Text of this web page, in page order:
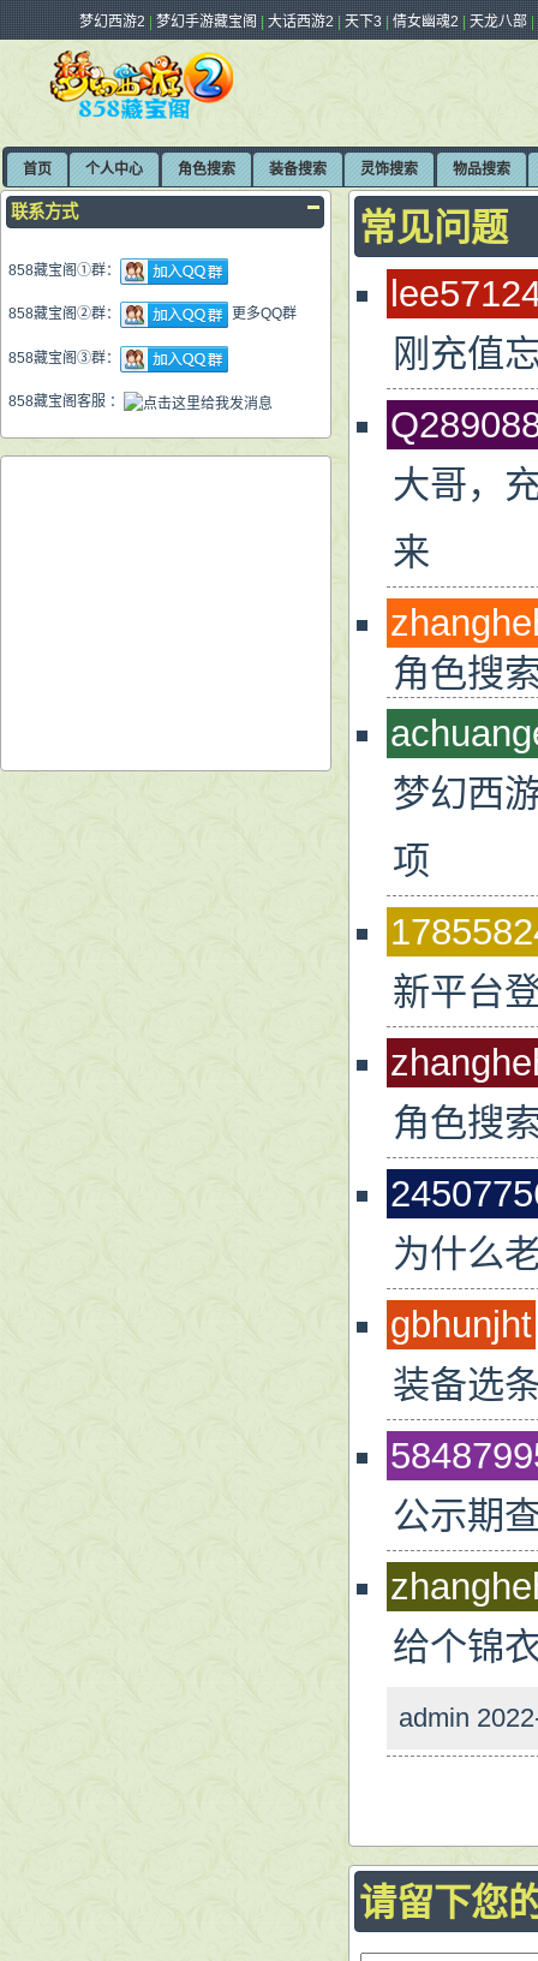
梦幻西游2|梦幻手游藏宝阁|大话西游2|天下3|倩女幽魂2|天龙八部|
首页 个人中心 角色搜索 装备搜索 灵饰搜索 物品搜索
联系方式
858藏宝阁①群：
858藏宝阁②群： 更多QQ群
858藏宝阁③群：
858藏宝阁客服 ：
常见问题
刚充值
大哥，
来
角色搜
梦幻西
项
新平台
角色搜
为什么
gbhunjht
装备选
公示期
给个锦
admin
请留下您